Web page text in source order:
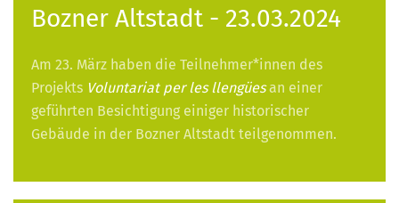
Bozner Altstadt - 23.03.2024
Am 23. März haben die Teilnehmer*innen des
Projekts Voluntariat per les llengüesan einer
geführten Besichtigung einiger historischer
Gebäude in der Bozner Altstadt teilgenommen.